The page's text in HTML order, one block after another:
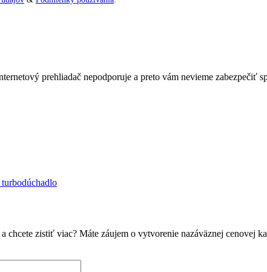
prehliadač nepodporuje a preto vám nevieme
chcete zistiť viac? Máte záujem o vytvorenie nazáväznej